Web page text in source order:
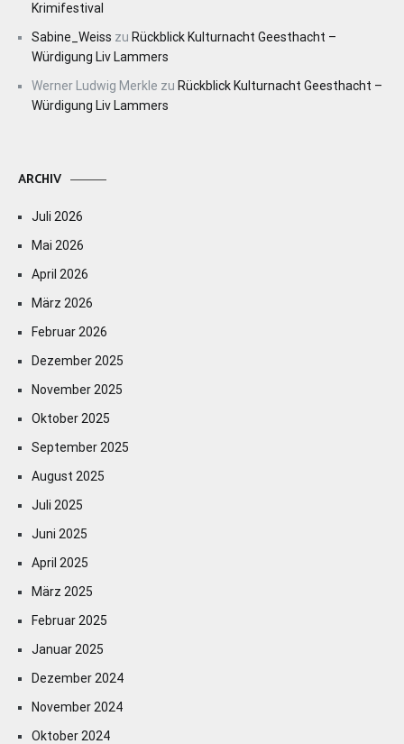
Krimifestival
Sabine_Weiss zu Rückblick Kulturnacht Geesthacht –
Würdigung Liv Lammers
Werner Ludwig Merkle zu Rückblick Kulturnacht Geesthacht –
Würdigung Liv Lammers
ARCHIV
Juli 2026
Mai 2026
April 2026
März 2026
Februar 2026
Dezember 2025
November 2025
Oktober 2025
September 2025
August 2025
Juli 2025
Juni 2025
April 2025
März 2025
Februar 2025
Januar 2025
Dezember 2024
November 2024
Oktober 2024